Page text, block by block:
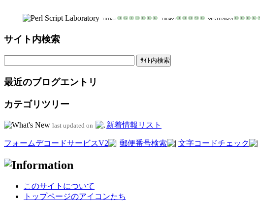
サイト内検索
最近のブログエントリ
カテゴリツリー
last updated on 新着情報リスト
フォームデコードサービスV2 郵便番号検索 文字コードチェック
このサイトについて
トップページのアイコンたち